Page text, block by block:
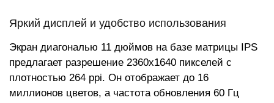
Яркий дисплей и удобство использования
Экран диагональю 11 дюймов на базе матрицы IPS
предлагает разрешение 2360x1640 пикселей с
плотностью 264 ppi. Он отображает до 16
миллионов цветов, а частота обновления 60 Гц